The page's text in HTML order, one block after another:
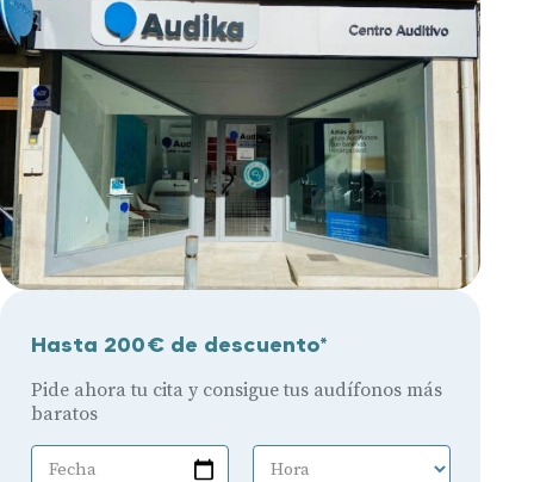
Hasta 200€ de descuento*
Pide ahora tu cita y consigue tus audífonos más
baratos
Fecha Hora